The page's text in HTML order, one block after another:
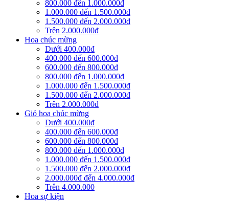
800.000 đến 1.000.000đ
1.000.000 đến 1.500.000đ
1.500.000 đến 2.000.000đ
Trên 2.000.000đ
Hoa chúc mừng
Dưới 400.000đ
400.000 đến 600.000đ
600.000 đến 800.000đ
800.000 đến 1.000.000đ
1.000.000 đến 1.500.000đ
1.500.000 đến 2.000.000đ
Trên 2.000.000đ
Giỏ hoa chúc mừng
Dưới 400.000đ
400.000 đến 600.000đ
600.000 đến 800.000đ
800.000 đến 1.000.000đ
1.000.000 đến 1.500.000đ
1.500.000 đến 2.000.000đ
2.000.000đ đến 4.000.000đ
Trên 4.000.000
Hoa sự kiện